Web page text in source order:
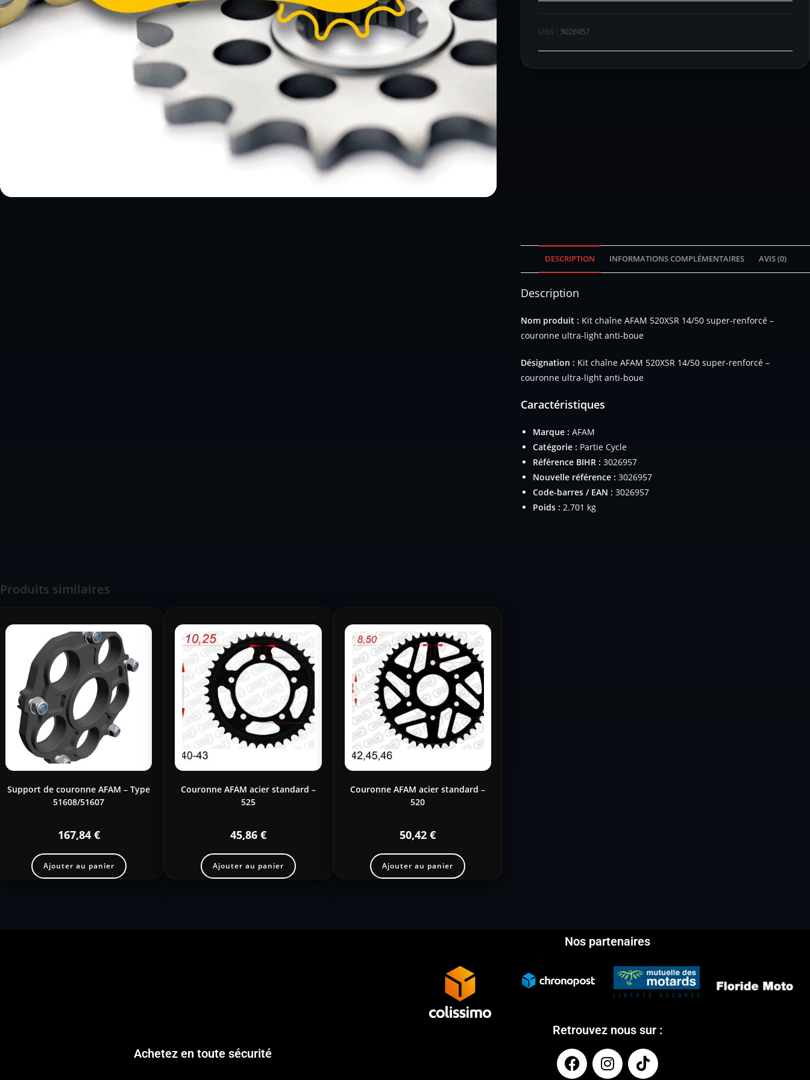
UGS : 3026957
DESCRIPTION INFORMATIONS COMPLÉMENTAIRES AVIS (0)
Description
Nom produit : Kit chaîne AFAM 520XSR 14/50 super-renforcé –
couronne ultra-light anti-boue
Désignation : Kit chaîne AFAM 520XSR 14/50 super-renforcé –
couronne ultra-light anti-boue
Caractéristiques
Marque : AFAM
Catégorie : Partie Cycle
Référence BIHR : 3026957
Nouvelle référence : 3026957
Code-barres / EAN : 3026957
Poids : 2.701 kg
Produits similaires
Support de couronne AFAM – Type
51608/51607
167,84 €
Ajouter au panier
Couronne AFAM acier standard –
525
45,86 €
Ajouter au panier
Couronne AFAM acier standard –
520
50,42€
Ajouter au panier
Achetez en toute sécurité
Nos partenaires
Retrouvez nous sur :